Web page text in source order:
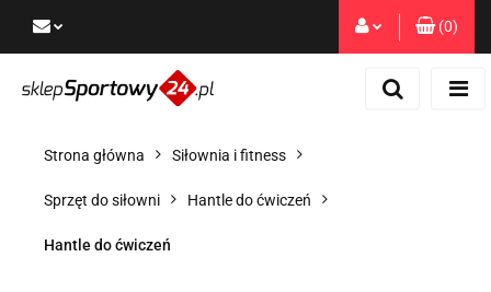
Dodaj zgłoszenie
(0)
Strona główna Siłownia i fitness
Sprzęt do siłowni Hantle do ćwiczeń
Hantle do ćwiczeń